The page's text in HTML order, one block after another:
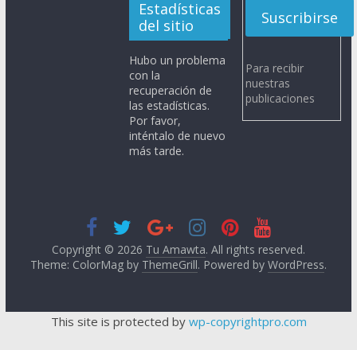
Estadísticas
del sitio
Hubo un problema
con la
recuperación de
las estadísticas.
Por favor,
inténtalo de nuevo
más tarde.
Para recibir
nuestras
publicaciones
Copyright © 2026 Tu Amawta. All rights reserved.
Theme: ColorMag by ThemeGrill. Powered by WordPress.
This site is protected by wp-copyrightpro.com